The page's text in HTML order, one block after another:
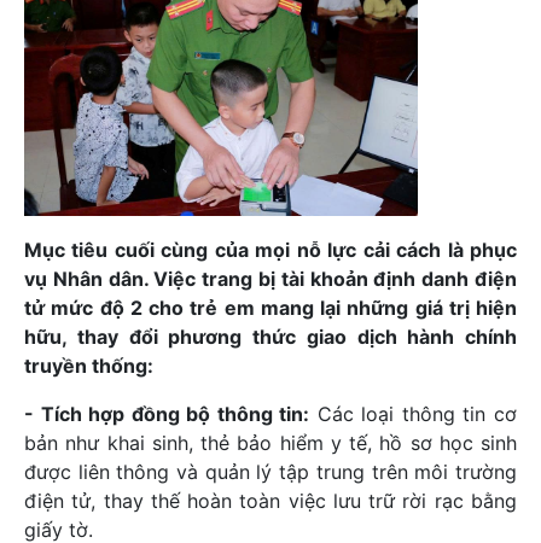
Mục tiêu cuối cùng của mọi nỗ lực cải cách là phục
vụ Nhân dân. Việc trang bị tài khoản định danh điện
tử mức độ 2 cho trẻ em mang lại những giá trị hiện
hữu, thay đổi phương thức giao dịch hành chính
truyền thống:
- Tích hợp đồng bộ thông tin: Các loại thông tin cơ
bản như khai sinh, thẻ bảo hiểm y tế, hồ sơ học sinh
được liên thông và quản lý tập trung trên môi trường
điện tử, thay thế hoàn toàn việc lưu trữ rời rạc bằng
giấy tờ.